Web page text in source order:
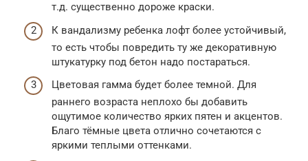
т.д. существенно дороже краски.
К вандализму ребенка лофт более устойчивый,
то есть чтобы повредить ту же декоративную
штукатурку под бетон надо постараться.
Цветовая гамма будет более темной. Для
раннего возраста неплохо бы добавить
ощутимое количество ярких пятен и акцентов.
Благо тёмные цвета отлично сочетаются с
яркими теплыми оттенками.